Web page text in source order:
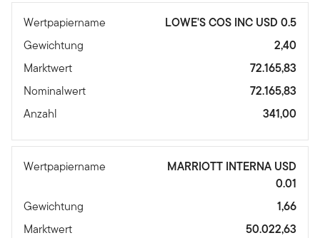
Wertpapiername
LOWE'S COS INC USD 0.5
Gewichtung
2,40
Marktwert
72.165,83
Nominalwert
72.165,83
Anzahl
341,00
Wertpapiername
MARRIOTT INTERNA USD
0.01
Gewichtung
1,66
Marktwert
50.022,63